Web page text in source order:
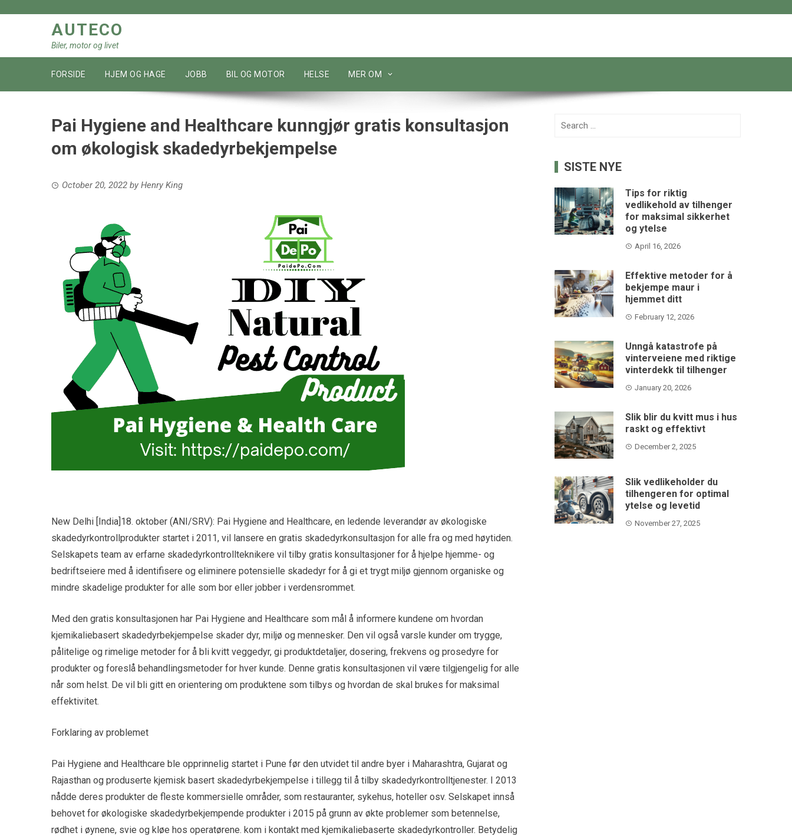
AUTECO
Biler, motor og livet
FORSIDE HJEM OG HAGE JOBB BIL OG MOTOR HELSE MER OM
Pai Hygiene and Healthcare kunngjør gratis konsultasjon
om økologisk skadedyrbekjempelse
October 20, 2022 by Henry King
New Delhi [India]18. oktober (ANI/SRV): Pai Hygiene and Healthcare, en ledende leverandør av økologiske
skadedyrkontrollprodukter startet i 2011, vil lansere en gratis skadedyrkonsultasjon for alle fra og med høytiden.
Selskapets team av erfarne skadedyrkontrollteknikere vil tilby gratis konsultasjoner for å hjelpe hjemme- og
bedriftseiere med å identifisere og eliminere potensielle skadedyr for å gi et trygt miljø gjennom organiske og
mindre skadelige produkter for alle som bor eller jobber i verdensrommet.
Med den gratis konsultasjonen har Pai Hygiene and Healthcare som mål å informere kundene om hvordan
kjemikaliebasert skadedyrbekjempelse skader dyr, miljø og mennesker. Den vil også varsle kunder om trygge,
pålitelige og rimelige metoder for å bli kvitt veggedyr, gi produktdetaljer, dosering, frekvens og prosedyre for
produkter og foreslå behandlingsmetoder for hver kunde. Denne gratis konsultasjonen vil være tilgjengelig for alle
når som helst. De vil bli gitt en orientering om produktene som tilbys og hvordan de skal brukes for maksimal
effektivitet.
Forklaring av problemet
Pai Hygiene and Healthcare ble opprinnelig startet i Pune før den utvidet til andre byer i Maharashtra, Gujarat og
Rajasthan og produserte kjemisk basert skadedyrbekjempelse i tillegg til å tilby skadedyrkontrolltjenester. I 2013
nådde deres produkter de fleste kommersielle områder, som restauranter, sykehus, hoteller osv. Selskapet innså
behovet for økologiske skadedyrbekjempende produkter i 2015 på grunn av økte problemer som betennelse,
rødhet i øynene, svie og kløe hos operatørene. kom i kontakt med kjemikaliebaserte skadedyrkontroller. Betydelig
Search
SISTE NYE
Tips for riktig
vedlikehold av tilhenger
for maksimal sikkerhet
og ytelse
April 16, 2026
Effektive metoder for å
bekjempe maur i
hjemmet ditt
February 12, 2026
Unngå katastrofe på
vinterveiene med riktige
vinterdekk til tilhenger
January 20, 2026
Slik blir du kvitt mus i hus
raskt og effektivt
December 2, 2025
Slik vedlikeholder du
tilhengeren for optimal
ytelse og levetid
November 27, 2025